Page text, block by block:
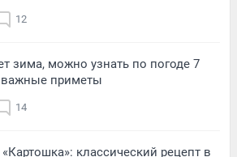
12
зима, можно узнать по погоде 7
важные приметы
14
классический рецепт в